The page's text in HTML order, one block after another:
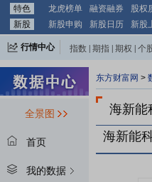
特色 龙虎榜单 融资融券 股权
新股
新股申购 新股日历 新股
行情中心 指数 期指 期权 个
全景图
首页
我的数据
东方财富网 >
海新能
海新能